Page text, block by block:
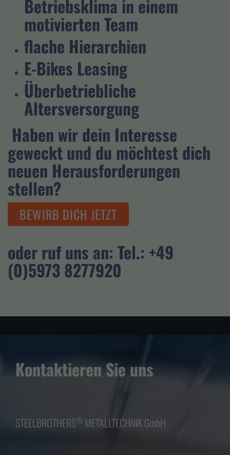
Betriebsklima in einem
motivierten Team
flache Hierarchien
E-Bikes Leasing
Überbetriebliche
Altersversorgung
Haben wir dein Interesse
geweckt und du möchtest dich
neuen Herausforderungen
stellen?
BEWIRB DICH JETZT
oder ruf uns an: Tel.: +49
(0)5973 8277920
Kontaktieren Sie uns
STEELBROTHERS® METALLTECHNIK GmbH